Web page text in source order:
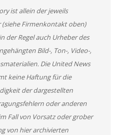
ist allein der jeweils
(siehe Firmenkontakt oben)
der Regel auch Urheber des
Bild-, Ton-, Video-,
Die United News
keine Haftung für die
der dargestellten
oder anderen
Fall von Vorsatz oder grober
von hier archivierten